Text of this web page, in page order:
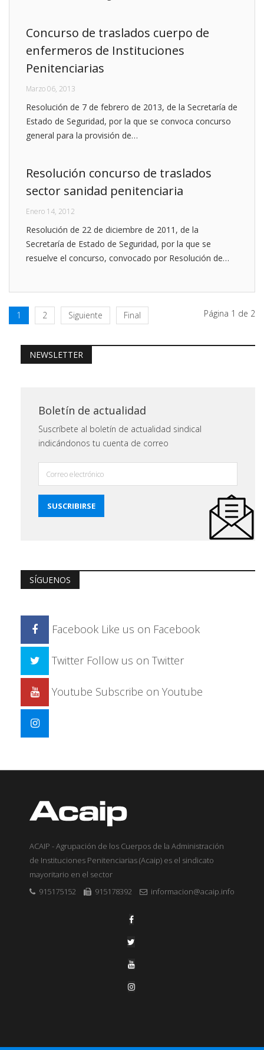
Concurso de traslados cuerpo de
enfermeros de Instituciones
Penitenciarias
Marzo 06, 2013
Resolución de 7 de febrero de 2013, de la Secretaría de
Estado de Seguridad, por la que se convoca concurso
general para la provisión de…
Resolución concurso de traslados
sector sanidad penitenciaria
Enero 14, 2012
Resolución de 22 de diciembre de 2011, de la
Secretaría de Estado de Seguridad, por la que se
resuelve el concurso, convocado por Resolución de…
1 2 Siguiente Final Página 1 de 2
NEWSLETTER
Boletín de actualidad
Suscríbete al boletín de actualidad sindical
indicándonos tu cuenta de correo
SÍGUENOS
Facebook Like us on Facebook
Twitter Follow us on Twitter
Youtube Subscribe on Youtube
ACAIP - Agrupación de los Cuerpos de la Administración
de Instituciones Penitenciarias (Acaip) es el sindicato
mayoritario en el sector
915175152
915178392 informacion@acaip.info